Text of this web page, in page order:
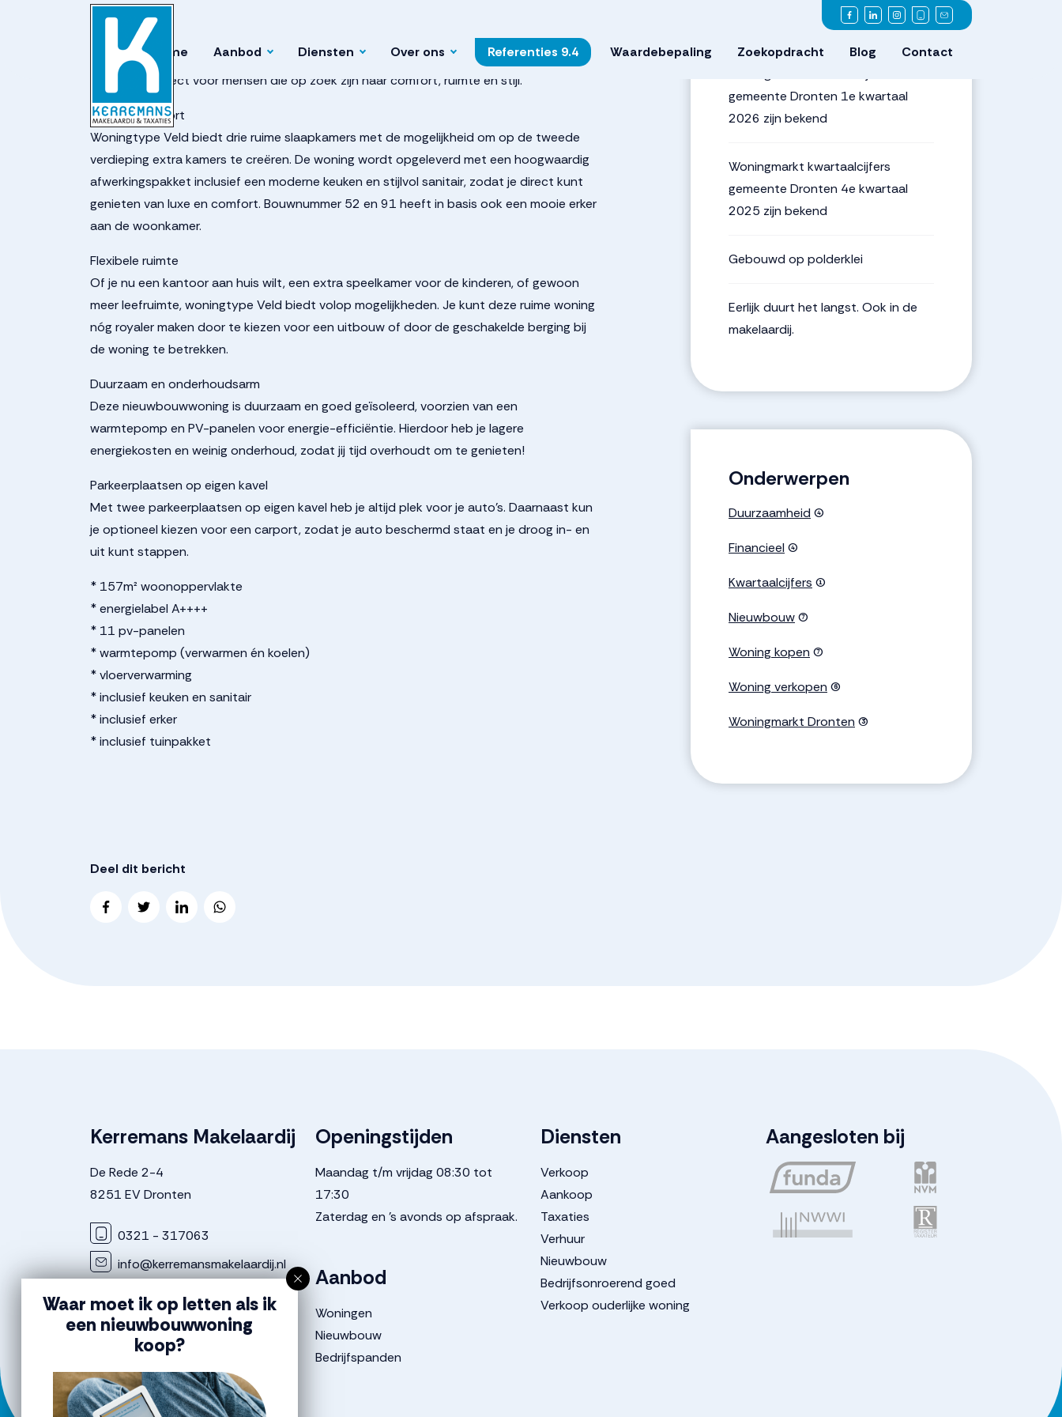
Home Aanbod Diensten Over ons Referenties 9.4 Waardebepaling Zoekopdracht Blog Contact
93726224e05a745a9b4756b7197381df1545b0
Welkom bij woningtype Veld, de ultieme vrijstaande woning in Zuiderweide. Deze luxe
woning is perfect voor mensen die op zoek zijn naar comfort, ruimte en stijl.
Luxe en comfort
Woningtype Veld biedt drie ruime slaapkamers met de mogelijkheid om op de tweede
verdieping extra kamers te creëren. De woning wordt opgeleverd met een hoogwaardig
afwerkingspakket inclusief een moderne keuken en stijlvol sanitair, zodat je direct kunt
genieten van luxe en comfort. Bouwnummer 52 en 91 heeft in basis ook een mooie erker
aan de woonkamer.
Flexibele ruimte
Of je nu een kantoor aan huis wilt, een extra speelkamer voor de kinderen, of gewoon
meer leefruimte, woningtype Veld biedt volop mogelijkheden. Je kunt deze ruime woning
nóg royaler maken door te kiezen voor een uitbouw of door de geschakelde berging bij
de woning te betrekken.
Duurzaam en onderhoudsarm
Deze nieuwbouwwoning is duurzaam en goed geïsoleerd, voorzien van een
warmtepomp en PV-panelen voor energie-efficiëntie. Hierdoor heb je lagere
energiekosten en weinig onderhoud, zodat jij tijd overhoudt om te genieten!
Parkeerplaatsen op eigen kavel
Met twee parkeerplaatsen op eigen kavel heb je altijd plek voor je auto’s. Daarnaast kun
je optioneel kiezen voor een carport, zodat je auto beschermd staat en je droog in- en
uit kunt stappen.
* 157m² woonoppervlakte
* energielabel A++++
* 11 pv-panelen
* warmtepomp (verwarmen én koelen)
* vloerverwarming
* inclusief keuken en sanitair
* inclusief erker
* inclusief tuinpakket
Meest recente
gemeente Dronten 1e kwartaal
2026 zijn bekend
Woningmarkt kwartaalcijfers
gemeente Dronten 4e kwartaal
2025 zijn bekend
Gebouwd op polderklei
Eerlijk duurt het langst. Ook in de
makelaardij.
Onderwerpen
Duurzaamheid (4)
Financieel (4)
Kwartaalcijfers (1)
Nieuwbouw(7)
Woning kopen (7)
Woning verkopen (6)
Woningmarkt Dronten (3)
Deel dit bericht
Kerremans Makelaardij
De Rede 2-4
8251 EV Dronten
0321 - 317063
info@kerremansmakelaardij.nl
KvK nummer: 8684 0681
BTW nummer: NL8641 0913 1B01
Openingstijden
Maandag t/m vrijdag 08:30 tot
17:30
Zaterdag en 's avonds op afspraak.
Aanbod
Woningen
Nieuwbouw
Bedrijfspanden
Diensten
Verkoop
Aankoop
Taxaties
Verhuur
Nieuwbouw
Bedrijfsonroerend goed
Verkoop ouderlijke woning
Aangesloten bij
Waar moet ik op letten als ik
een nieuwbouwwoning
koop?